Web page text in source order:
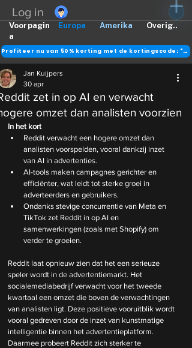
Log in
Europa Amerika Overig..
Voorpagin
a
Profiteer nu van 50% korting met de kortingscode: "DANK"
zet in op AI en verwacht
omzet dan analisten voorzien
Jan Kuijpers
30 apr
In het kort
Reddit verwacht een hogere omzet dan
analisten voorspelden, vooral dankzij inzet
van AI in advertenties.
AI-tools maken campagnes gerichter en
efficiënter, wat leidt tot sterke groei in
adverteerders en gebruikers.
Ondanks stevige concurrentie van Meta en
TikTok zet Reddit in op AI en
samenwerkingen (zoals met Shopify) om
verder te groeien.
Reddit laat opnieuw zien dat het een serieuze
speler wordt in de advertentiemarkt. Het
socialemediabedrijf verwacht voor het tweede
kwartaal een omzet die boven de verwachtingen
van analisten ligt. Deze positieve vooruitblik wordt
vooral gedreven door de inzet van kunstmatige
intelligentie binnen het advertentieplatform.
Daarmee probeert Reddit zich sterker te